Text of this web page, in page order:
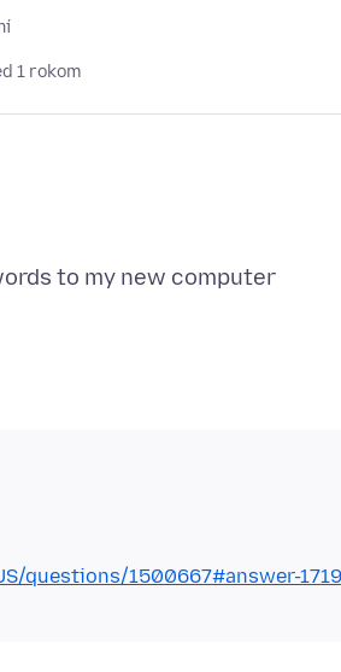
1 rokom
questions/1500667#answer-